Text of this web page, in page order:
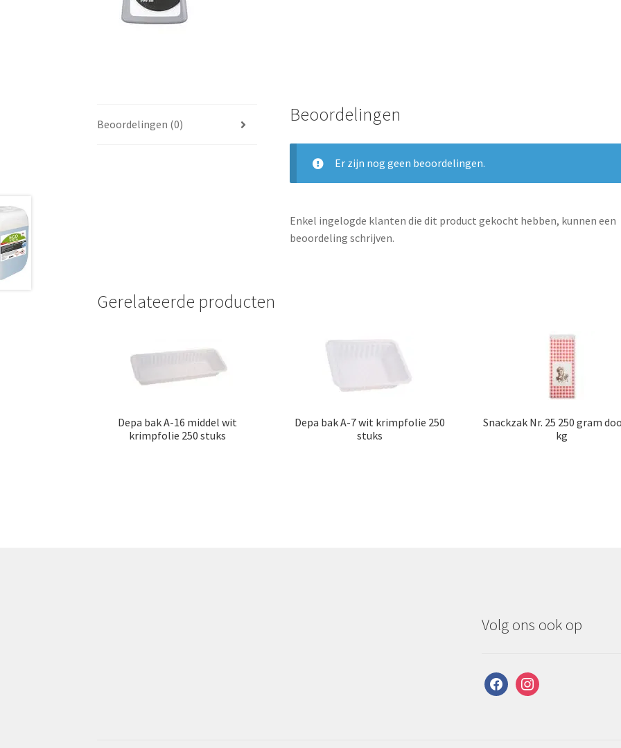
Beoordelingen (0) Beoordelingen
Er zijn nog geen beoordelingen.
Enkel ingelogde klanten die dit product gekocht hebben, kunnen een
beoordeling schrijven.
Gerelateerde producten
Depa bak A-16 middel wit
krimpfolie 250 stuks
Depa bak A-7 wit krimpfolie 250
stuks
Snackzak Nr. 25 250 gram
kg
Volg ons ook op
facebookinstagram